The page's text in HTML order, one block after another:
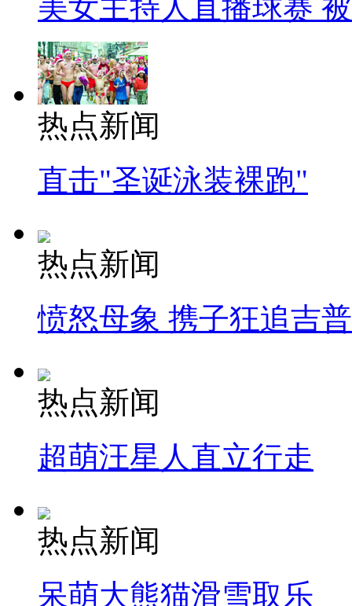
美女主持人直播球赛
热点新闻
直击"圣诞泳装裸跑"
热点新闻
愤怒母象 携子狂追吉
热点新闻
超萌汪星人直立行走
热点新闻
呆萌大熊猫滑雪取乐